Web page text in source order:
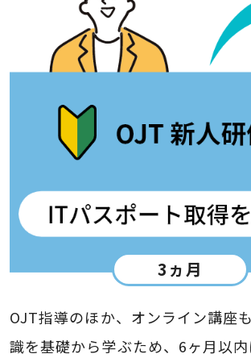
3ヵ月
OJT指導のほか、オンライン講座
識を基礎から学ぶため、6ヶ月以